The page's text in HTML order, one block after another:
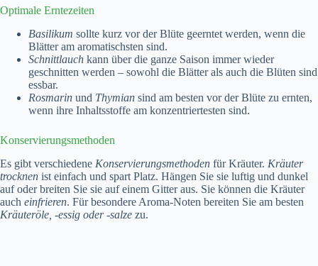
Optimale Erntezeiten
Basilikum sollte kurz vor der Blüte geerntet werden, wenn die
Blätter am aromatischsten sind.
Schnittlauch kann über die ganze Saison immer wieder
geschnitten werden – sowohl die Blätter als auch die Blüten sind
essbar.
Rosmarin und Thymian sind am besten vor der Blüte zu ernten,
wenn ihre Inhaltsstoffe am konzentriertesten sind.
Konservierungsmethoden
Es gibt verschiedene Konservierungsmethoden für Kräuter. Kräuter
trocknen ist einfach und spart Platz. Hängen Sie sie luftig und dunkel
auf oder breiten Sie sie auf einem Gitter aus. Sie können die Kräuter
auch einfrieren. Für besondere Aroma-Noten bereiten Sie am besten
Kräuteröle, -essig oder -salze zu.